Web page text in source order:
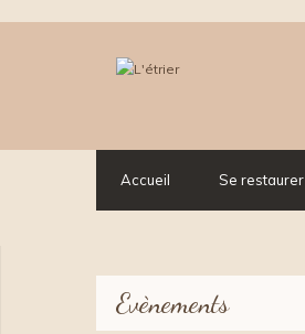
Accueil Se restaurer
Evènements